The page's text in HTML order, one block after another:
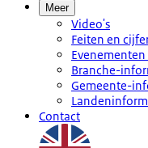
Meer
Video's
Feiten en
Branche-
Gemeente-
Contact